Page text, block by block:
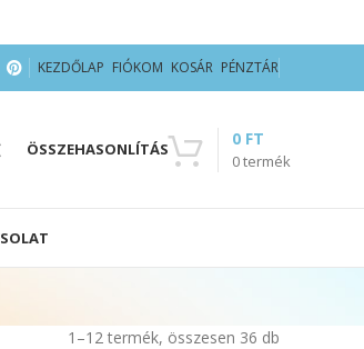
KEZDŐLAP FIÓKOM KOSÁR PÉNZTÁR
ÖSSZEHASONLÍTÁS
0termék
0 FT
1–12 termék, összesen 36 db